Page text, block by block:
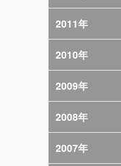
2011年
2010年
2009年
2008年
2007年